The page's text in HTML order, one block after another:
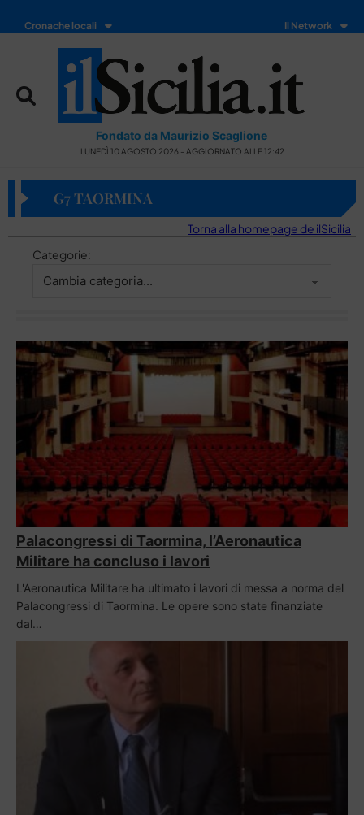
Cronache locali Il Network
Fondato da Maurizio Scaglione
LUNEDÌ 10 AGOSTO 2026 - AGGIORNATO ALLE 12:42
G7 TAORMINA
Torna alla homepage de ilSicilia
Categorie:
Palacongressi di Taormina, l’Aeronautica
Militare ha concluso i lavori
L'Aeronautica Militare ha ultimato i lavori di messa a norma del
Palacongressi di Taormina. Le opere sono state finanziate
dal…